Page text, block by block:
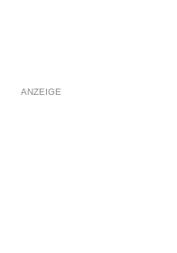
ANZEIGE